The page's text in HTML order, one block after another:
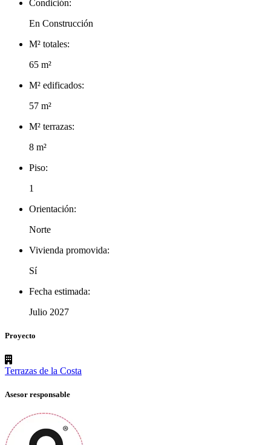
Condición:
En Construcción
M² totales:
65 m²
M² edificados:
57 m²
M² terrazas:
8 m²
Piso:
1
Orientación:
Norte
Vivienda promovida:
Sí
Fecha estimada:
Julio 2027
Proyecto
Terrazas de la Costa
Asesor responsable